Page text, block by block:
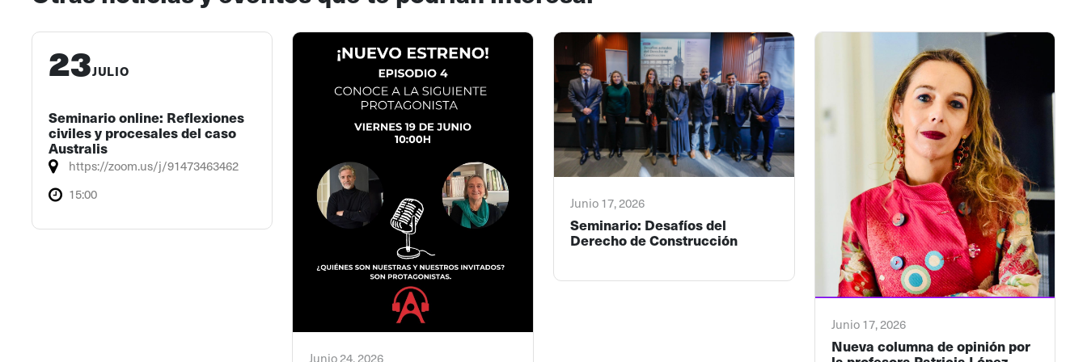
23JULIO
Seminario online: Reflexiones
civiles y procesales del caso
Australis
https://zoom.us/j/91473463462
15:00
Junio 24, 2026
Junio 17, 2026
Seminario: Desafíos del
Derecho de Construcción
Junio 17, 2026
Nueva columna de opinión por